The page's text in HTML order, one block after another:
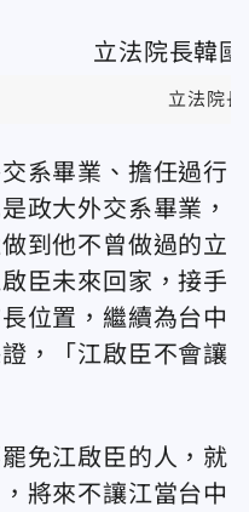
立法院
系畢業、擔任過行
政大外交系畢業，
到他不曾做過的立
臣未來回家，接手
位置，繼續為台中
，「江啟臣不會讓
免江啟臣的人，就
將來不讓江當台中